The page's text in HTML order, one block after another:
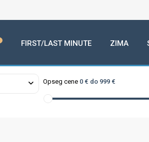
FIRST/LAST MINUTE ZIMA
Opseg cene 0 € do 999 €